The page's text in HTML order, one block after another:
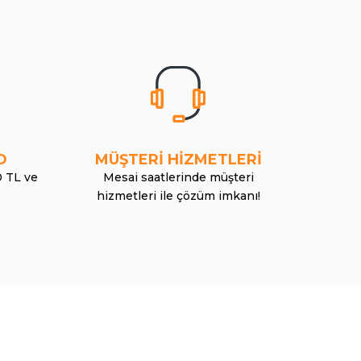
TL ve
MÜŞTERİ HİZMETLERİ
Mesai saatlerinde müşteri
hizmetleri ile çözüm imkanı!